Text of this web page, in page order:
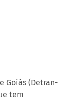
Goiás (Detran-
tem